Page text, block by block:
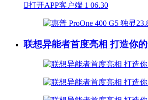
打开APP客户端 1 06.30
联想异能者首度亮相 打造你